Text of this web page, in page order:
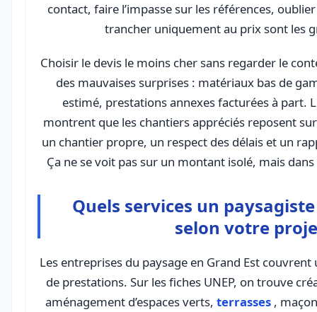
contact, faire l’impasse sur les références,
trancher uniquement au prix sont les
Choisir le devis le moins cher sans regarder le
des mauvaises surprises : matériaux bas de
estimé, prestations annexes facturées à part.
montrent que les chantiers appréciés reposent
un chantier propre, un respect des délais et un
Ça ne se voit pas sur un montant isolé, mais
Quels services un
selon votre
Les entreprises du paysage en Grand Est
de prestations. Sur les fiches UNEP, on trouve
aménagement d’espaces verts, terrasses ,